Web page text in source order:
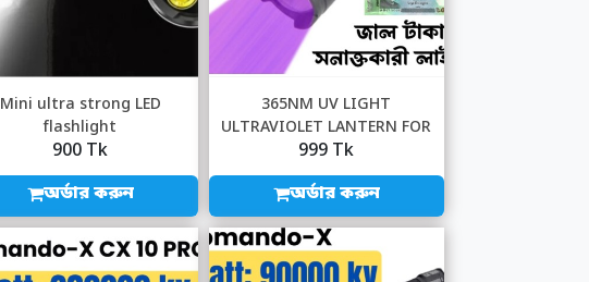
Mini ultra strong LED
flashlight
900 Tk
অর্ডার করুন
365NM UV LIGHT
ULTRAVIOLET LANTERN FOR
MONEY BED BUGS MASK S...
999 Tk
অর্ডার করুন